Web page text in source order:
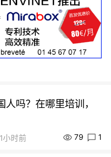
吗？在哪里培训，
1小时前 79 1